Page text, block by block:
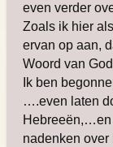
even verder
Zoals ik hier
ervan op aan,
Woord van
Ik ben
….even laten
Hebreeën,…en
nadenken